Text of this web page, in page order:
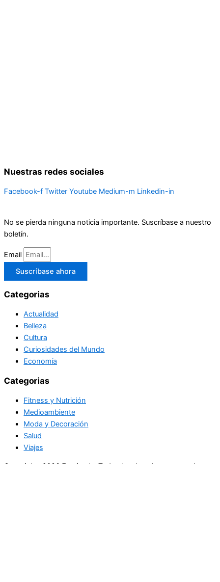
Nuestras redes sociales
Facebook-f Twitter Youtube Medium-m Linkedin-in
No se pierda ninguna noticia importante. Suscríbase a nuestro
boletín.
Email
Suscríbase ahora
Categorias
Actualidad
Belleza
Cultura
Curiosidades del Mundo
Economía
Categorias
Fitness y Nutrición
Medioambiente
Moda y Decoración
Salud
Viajes
Copyright+2026 En circulo. Todos los derechos reservados